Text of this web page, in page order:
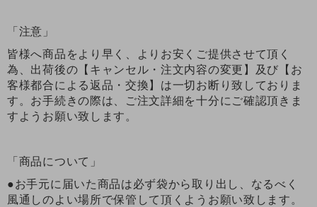
「注意」
皆様へ商品をより早く、よりお安くご提供させて頂く
為、出荷後の【キャンセル・注文内容の変更】及び【お
客様都合による返品・交換】は一切お断り致しておりま
す。お手続きの際は、ご注文詳細を十分にご確認頂きま
すようお願い致します。
「商品について」
●お手元に届いた商品は必ず袋から取り出し、なるべく
風通しのよい場所で保管して頂くようお願い致します。